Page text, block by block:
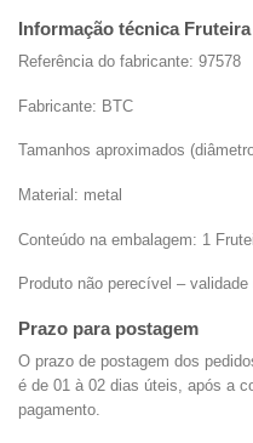
Informação técnica
Referência do fabricante: 97578
Fabricante: BTC
Tamanhos aproximados
Material: metal
Conteúdo na embalagem: 1
Produto não perecível – validade
Prazo para postagem
O prazo de postagem dos
é de 01 à 02 dias úteis, após a
pagamento.